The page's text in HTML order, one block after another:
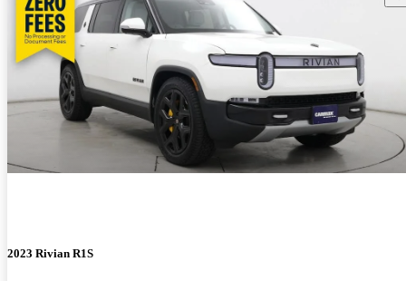
2023 Rivian R1S